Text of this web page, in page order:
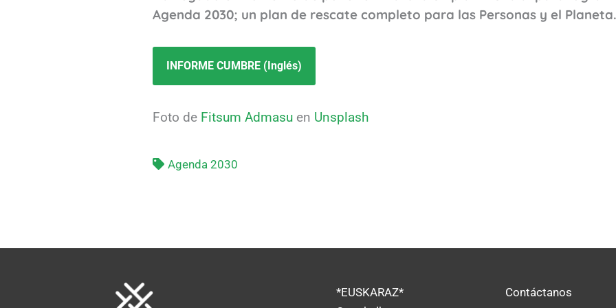
Agenda 2030; un plan de rescate completo para las Personas y el Planeta.
INFORME CUMBRE (Inglés)
Foto de Fitsum Admasu en Unsplash
Agenda 2030
*EUSKARAZ*
Contáctanos